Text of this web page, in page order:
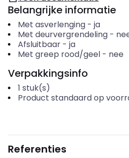
Belangrijke informatie
Met asverlenging- ja
Met deurvergrendeling-
Afsluitbaar- ja
Met greep rood/geel- nee
Verpakkingsinfo
1 stuk(s)
Product standaard op
Referenties